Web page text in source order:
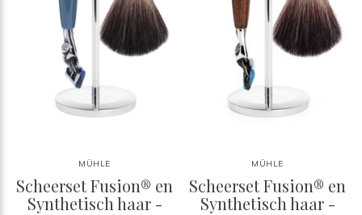
MÜHLE
Scheerset Fusion® en
Synthetisch haar -
MÜHLE
Scheerset Fusion® en
Synthetisch haar -